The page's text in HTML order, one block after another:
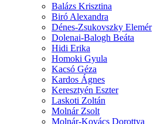
Balázs Krisztina
Biró Alexandra
Dénes-Zsukovszky Elemér
Dolenai-Balogh Beáta
Hidi Erika
Homoki Gyula
Kacsó Géza
Kardos Ágnes
Keresztyén Eszter
Laskoti Zoltán
Molnár Zsolt
Molnár-Kovács Dorottya